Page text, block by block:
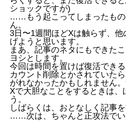
ショックですが)
……もう起こってしまったも
ん。
3日〜1週間ほどXは触らず、
げようと思います。
まあ、記事のネタにもできた
ヨシとします。
今回は時間を置けば復活でき
カウント削除とかされていた
がれなかったかもしれません
Xで大胆なことをするときは、
う。
しばらくは、おとなしく記事
……次は、ちゃんと正攻法でい